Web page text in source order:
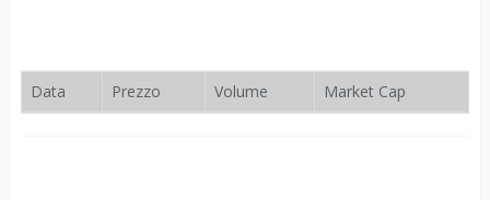
Data Prezzo Volume Market Cap